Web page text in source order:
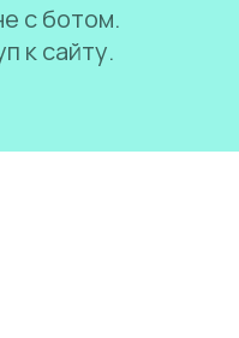
с ботом.
к сайту.